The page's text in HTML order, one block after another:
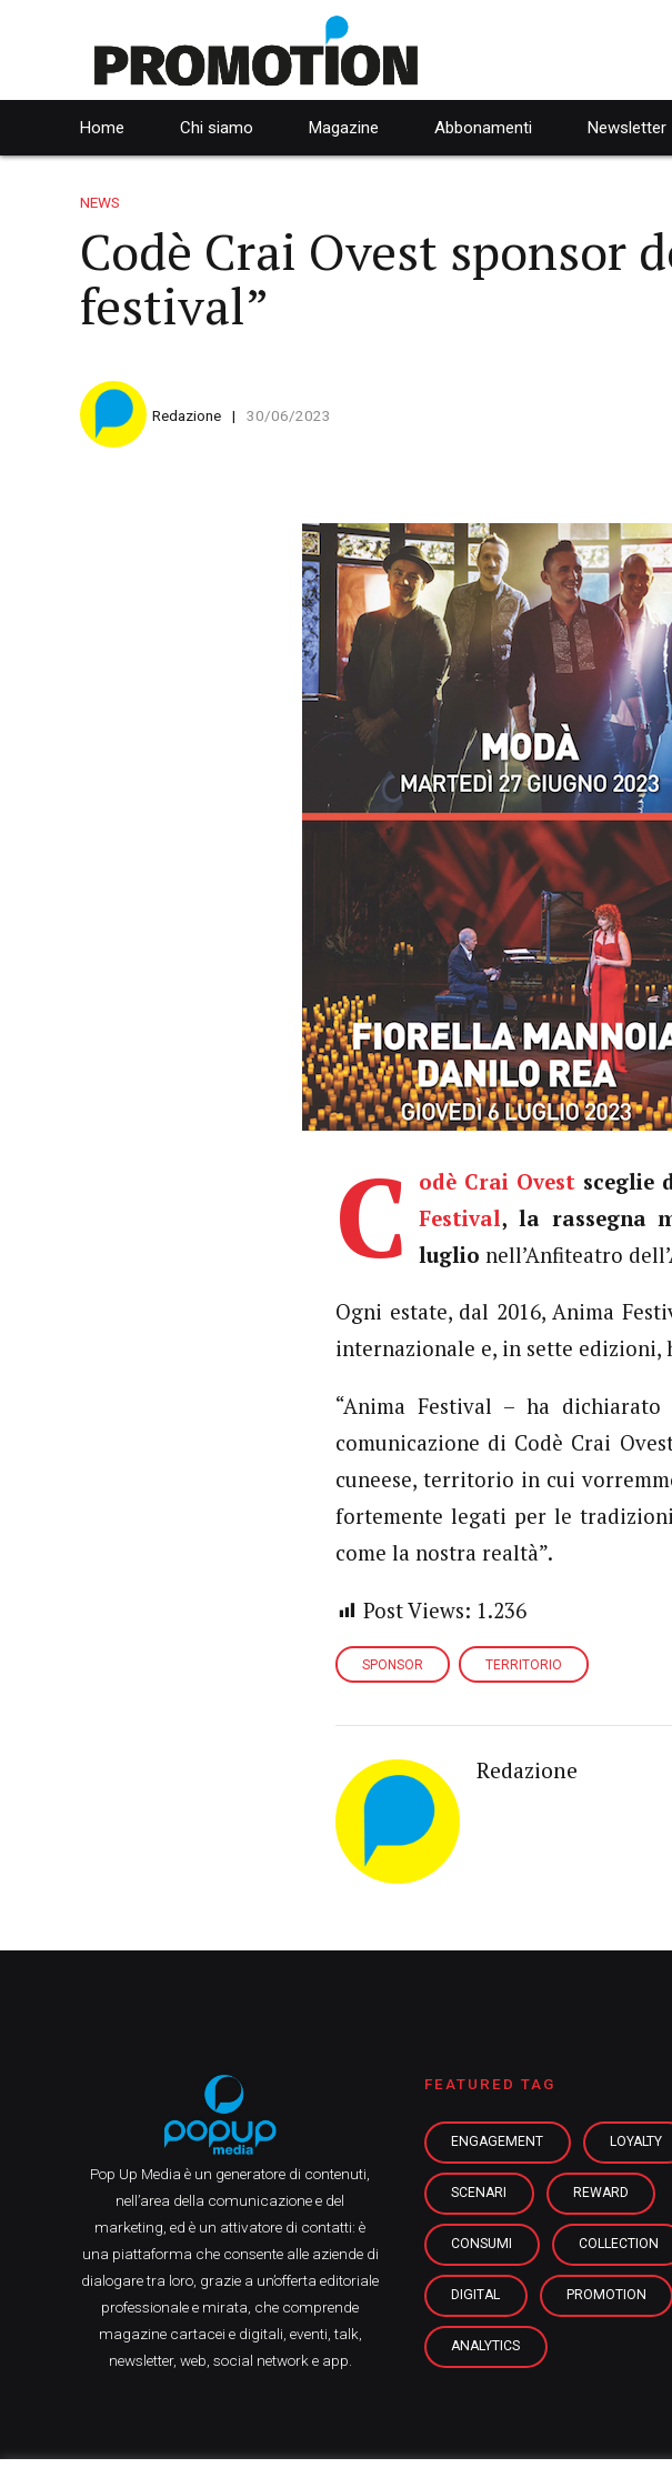
Home Chi siamo Magazine Abbonamenti Newsletter
NEWS
Codè Crai Ovest sponsor
festival”
Redazione 30/06/2023
C odè Crai Ovest sceglie
Festival, la rassegna
luglio nell’Anfiteatro
Ogni estate, dal 2016, Anima
internazionale e, in sette
“Anima Festival – ha dichiarato
comunicazione di Codè Crai
cuneese, territorio in cui
fortemente legati per le
come la nostra realtà”.
Post Views: 1.236
SPONSOR TERRITORIO
Redazione
Pop Up Media è un generatore di contenuti,
nell’area della comunicazione e del
marketing, ed è un attivatore di contatti: è
una piattaforma che consente alle aziende di
dialogare tra loro, grazie a un’offerta editoriale
professionale e mirata, che comprende
magazine cartacei e digitali, eventi, talk,
newsletter, web, social network e app.
FEATURED TAG
ENGAGEMENT LOYALTY
SCENARI REWARD
CONSUMI COLLECTION
DIGITAL PROMOTION
ANALYTICS